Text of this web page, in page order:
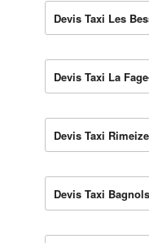
Devis Taxi Les
Devis Taxi La
Devis Taxi Rimeize
Devis Taxi